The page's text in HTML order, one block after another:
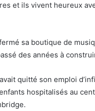
et ils vivent heureux
sa boutique de
des années à
quitté son emploi
hospitalisés au